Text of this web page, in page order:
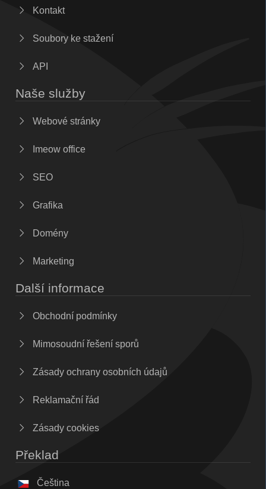
Kontakt
Soubory ke stažení
API
Naše služby
Webové stránky
Imeow office
SEO
Grafika
Domény
Marketing
Další informace
Obchodní podmínky
Mimosoudní řešení sporů
Zásady ochrany osobních údajů
Reklamační řád
Zásady cookies
Překlad
Čeština